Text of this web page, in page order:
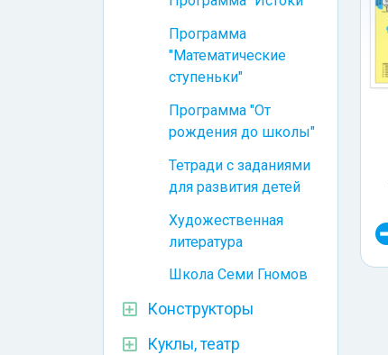
Программа
"Математические
ступеньки"
Программа "От
рождения до школы"
Тетради с заданиями
для развития детей
Художественная
литература
Школа Семи Гномов
Конструкторы
Куклы, театр